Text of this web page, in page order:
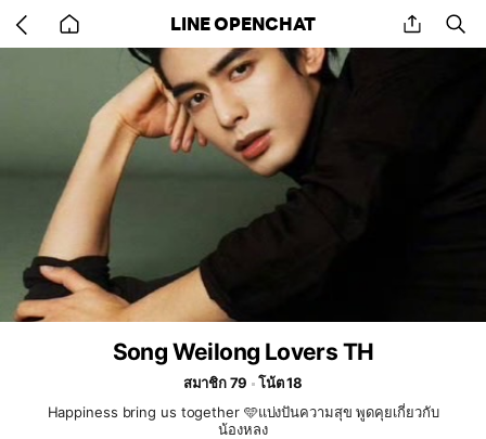
back
to
LINE OPENCHAT share
Song Weilong Lovers TH
สมาชิก 79
โน้ต 18
Happiness bring us together 🩵แบ่งปันความสุข พูดคุยเกี่ยวกับ
น้องหลง